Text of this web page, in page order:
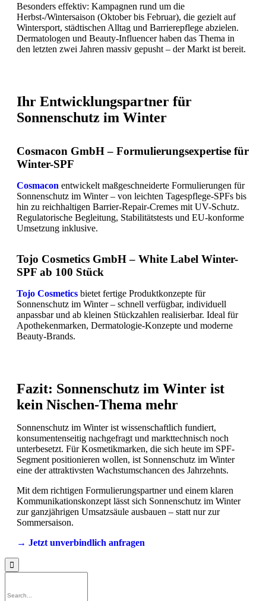
Besonders effektiv: Kampagnen rund um die
Herbst-/Wintersaison (Oktober bis Februar), die gezielt auf
Wintersport, städtischen Alltag und Barrierepflege abzielen.
Dermatologen und Beauty-Influencer haben das Thema in
den letzten zwei Jahren massiv gepusht – der Markt ist bereit.
Ihr Entwicklungspartner für
Sonnenschutz im Winter
Cosmacon GmbH – Formulierungsexpertise für
Winter-SPF
Cosmacon entwickelt maßgeschneiderte Formulierungen für
Sonnenschutz im Winter – von leichten Tagespflege-SPFs bis
hin zu reichhaltigen Barrier-Repair-Cremes mit UV-Schutz.
Regulatorische Begleitung, Stabilitätstests und EU-konforme
Umsetzung inklusive.
Tojo Cosmetics GmbH – White Label Winter-
SPF ab 100 Stück
Tojo Cosmetics bietet fertige Produktkonzepte für
Sonnenschutz im Winter – schnell verfügbar, individuell
anpassbar und ab kleinen Stückzahlen realisierbar. Ideal für
Apothekenmarken, Dermatologie-Konzepte und moderne
Beauty-Brands.
Fazit: Sonnenschutz im Winter ist
kein Nischen-Thema mehr
Sonnenschutz im Winter ist wissenschaftlich fundiert,
konsumentenseitig nachgefragt und markttechnisch noch
unterbesetzt. Für Kosmetikmarken, die sich heute im SPF-
Segment positionieren wollen, ist Sonnenschutz im Winter
eine der attraktivsten Wachstumschancen des Jahrzehnts.
Mit dem richtigen Formulierungspartner und einem klaren
Kommunikationskonzept lässt sich Sonnenschutz im Winter
zur ganzjährigen Umsatzsäule ausbauen – statt nur zur
Sommersaison.
→ Jetzt unverbindlich anfragen
